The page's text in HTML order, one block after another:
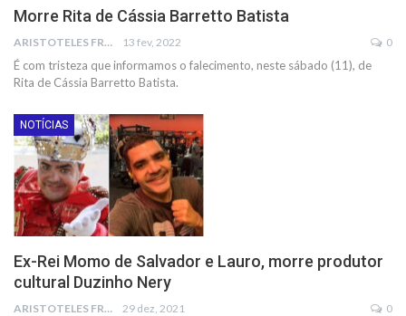
Morre Rita de Cássia Barretto Batista
ARISTOTELES FRANCO 13 fev, 2022 0
É com tristeza que informamos o falecimento, neste sábado (11), de
Rita de Cássia Barretto Batista.
NOTÍCIAS
Ex-Rei Momo de Salvador e Lauro, morre produtor
cultural Duzinho Nery
ARISTOTELES FRANCO 29 dez, 2021 0